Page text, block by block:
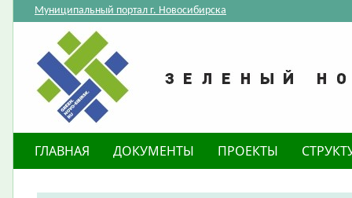
Муниципальный портал г. Новосибирска
ГЛАВНАЯ ДОКУМЕНТЫ ПРОЕКТЫ